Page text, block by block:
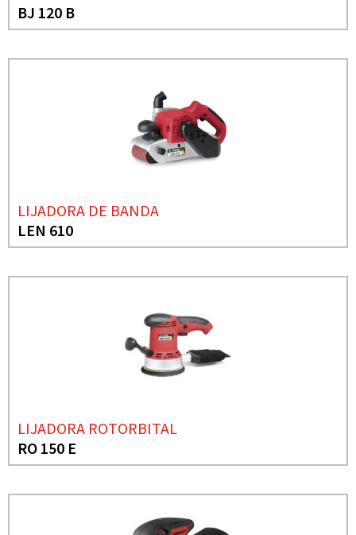
BJ 120 B
LIJADORA DE BANDA
LEN 610
LIJADORA ROTORBITAL
RO 150 E